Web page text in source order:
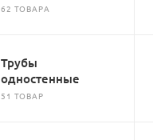
62 ТОВАРА
Трубы
одностенные
51 ТОВАР